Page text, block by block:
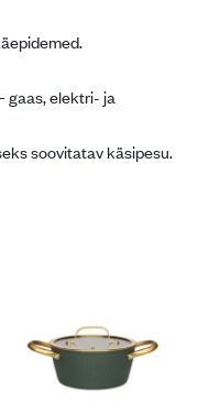
gaas, elektri- ja
soovitatav käsipesu.